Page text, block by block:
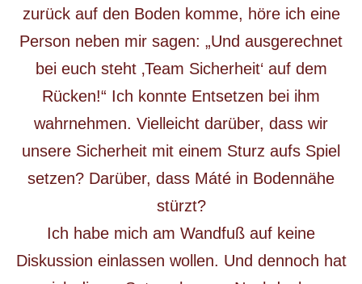
zurück auf den Boden komme, höre ich eine
Person neben mir sagen: „Und ausgerechnet
bei euch steht ‚Team Sicherheit‘ auf dem
Rücken!“ Ich konnte Entsetzen bei ihm
wahrnehmen. Vielleicht darüber, dass wir
unsere Sicherheit mit einem Sturz aufs Spiel
setzen? Darüber, dass Máté in Bodennähe
stürzt?
Ich habe mich am Wandfuß auf keine
Diskussion einlassen wollen. Und dennoch hat